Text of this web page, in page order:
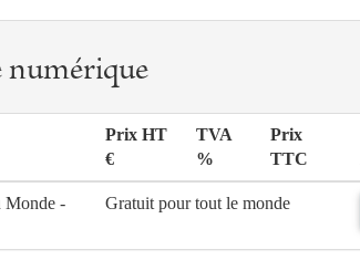
numérique
Prix HT
€
TVA
%
Prix
TTC
Monde -
Gratuit pour tout le monde